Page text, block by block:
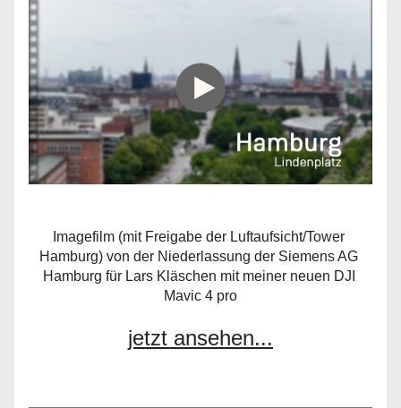
Imagefilm (mit Freigabe der Luftaufsicht/Tower
Hamburg) von der Niederlassung der Siemens AG
Hamburg für Lars Kläschen mit meiner neuen DJI
Mavic 4 pro
jetzt ansehen...